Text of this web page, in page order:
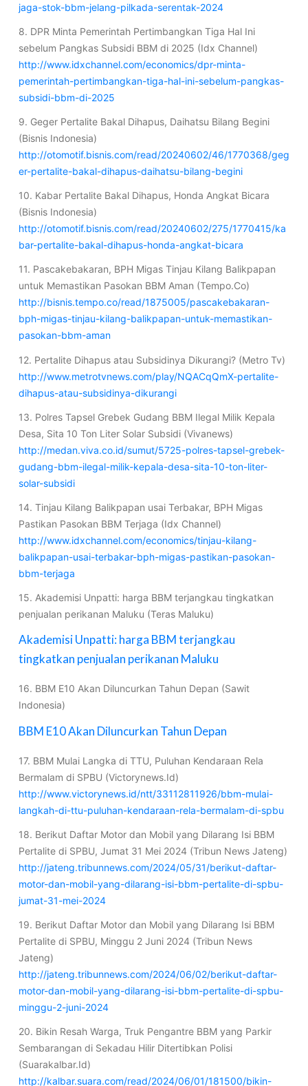
jaga-stok-bbm-jelang-pilkada-serentak-2024
8. DPR Minta Pemerintah Pertimbangkan Tiga Hal Ini
sebelum Pangkas Subsidi BBM di 2025 (Idx Channel)
http://www.idxchannel.com/economics/dpr-minta-
pemerintah-pertimbangkan-tiga-hal-ini-sebelum-pangkas-
subsidi-bbm-di-2025
9. Geger Pertalite Bakal Dihapus, Daihatsu Bilang Begini
(Bisnis Indonesia)
http://otomotif.bisnis.com/read/20240602/46/1770368/geg
er-pertalite-bakal-dihapus-daihatsu-bilang-begini
10. Kabar Pertalite Bakal Dihapus, Honda Angkat Bicara
(Bisnis Indonesia)
http://otomotif.bisnis.com/read/20240602/275/1770415/ka
bar-pertalite-bakal-dihapus-honda-angkat-bicara
11. Pascakebakaran, BPH Migas Tinjau Kilang Balikpapan
untuk Memastikan Pasokan BBM Aman (Tempo.Co)
http://bisnis.tempo.co/read/1875005/pascakebakaran-
bph-migas-tinjau-kilang-balikpapan-untuk-memastikan-
pasokan-bbm-aman
12. Pertalite Dihapus atau Subsidinya Dikurangi? (Metro Tv)
http://www.metrotvnews.com/play/NQACqQmX-pertalite-
dihapus-atau-subsidinya-dikurangi
13. Polres Tapsel Grebek Gudang BBM Ilegal Milik Kepala
Desa, Sita 10 Ton Liter Solar Subsidi (Vivanews)
http://medan.viva.co.id/sumut/5725-polres-tapsel-grebek-
gudang-bbm-ilegal-milik-kepala-desa-sita-10-ton-liter-
solar-subsidi
14. Tinjau Kilang Balikpapan usai Terbakar, BPH Migas
Pastikan Pasokan BBM Terjaga (Idx Channel)
http://www.idxchannel.com/economics/tinjau-kilang-
balikpapan-usai-terbakar-bph-migas-pastikan-pasokan-
bbm-terjaga
15. Akademisi Unpatti: harga BBM terjangkau tingkatkan
penjualan perikanan Maluku (Teras Maluku)
Akademisi Unpatti: harga BBM terjangkau
tingkatkan penjualan perikanan Maluku
16. BBM E10 Akan Diluncurkan Tahun Depan (Sawit
Indonesia)
BBM E10 Akan Diluncurkan Tahun Depan
17. BBM Mulai Langka di TTU, Puluhan Kendaraan Rela
Bermalam di SPBU (Victorynews.Id)
http://www.victorynews.id/ntt/33112811926/bbm-mulai-
langkah-di-ttu-puluhan-kendaraan-rela-bermalam-di-spbu
18. Berikut Daftar Motor dan Mobil yang Dilarang Isi BBM
Pertalite di SPBU, Jumat 31 Mei 2024 (Tribun News Jateng)
http://jateng.tribunnews.com/2024/05/31/berikut-daftar-
motor-dan-mobil-yang-dilarang-isi-bbm-pertalite-di-spbu-
jumat-31-mei-2024
19. Berikut Daftar Motor dan Mobil yang Dilarang Isi BBM
Pertalite di SPBU, Minggu 2 Juni 2024 (Tribun News
Jateng)
http://jateng.tribunnews.com/2024/06/02/berikut-daftar-
motor-dan-mobil-yang-dilarang-isi-bbm-pertalite-di-spbu-
minggu-2-juni-2024
20. Bikin Resah Warga, Truk Pengantre BBM yang Parkir
Sembarangan di Sekadau Hilir Ditertibkan Polisi
(Suarakalbar.Id)
http://kalbar.suara.com/read/2024/06/01/181500/bikin-